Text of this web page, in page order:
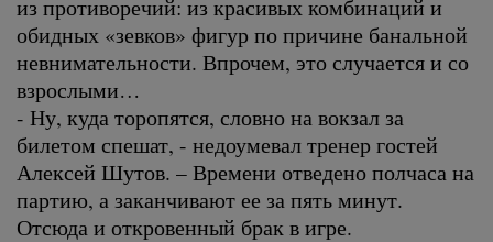
из противоречий: из красивых комбинаций и
обидных «зевков» фигур по причине банальной
невнимательности. Впрочем, это случается и со
взрослыми…
- Ну, куда торопятся, словно на вокзал за
билетом спешат, - недоумевал тренер гостей
Алексей Шутов. – Времени отведено полчаса на
партию, а заканчивают ее за пять минут.
Отсюда и откровенный брак в игре.